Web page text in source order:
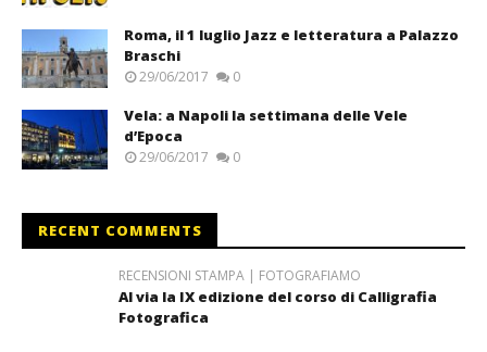
Roma, il 1 luglio Jazz e letteratura a Palazzo
Braschi
29/06/2017 0
Vela: a Napoli la settimana delle Vele
d’Epoca
29/06/2017 0
RECENT COMMENTS
RECENSIONI STAMPA | FOTOGRAFIAMO
Al via la IX edizione del corso di Calligrafia
Fotografica